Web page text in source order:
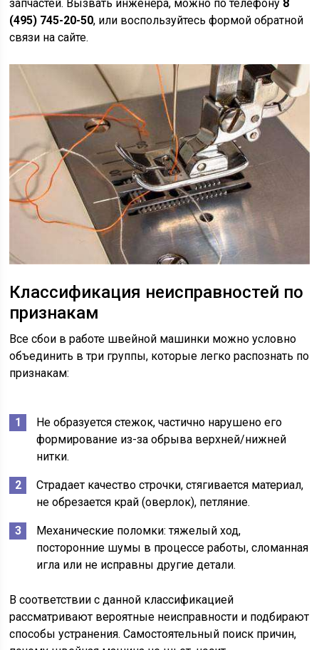
запчастей. Вызвать инженера, можно по телефону 8
(495) 745-20-50, или воспользуйтесь формой обратной
связи на сайте.
Классификация неисправностей по
признакам
Все сбои в работе швейной машинки можно условно
объединить в три группы, которые легко распознать по
признакам:
Не образуется стежок, частично нарушено его
формирование из-за обрыва верхней/нижней
нитки.
Страдает качество строчки, стягивается материал,
не обрезается край (оверлок), петляние.
Механические поломки: тяжелый ход,
посторонние шумы в процессе работы, сломанная
игла или не исправны другие детали.
В соответствии с данной классификацией
рассматривают вероятные неисправности и подбирают
способы устранения. Самостоятельный поиск причин,